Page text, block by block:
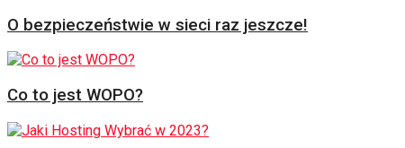
O bezpieczeństwie w sieci raz jeszcze!
Co to jest WOPO?